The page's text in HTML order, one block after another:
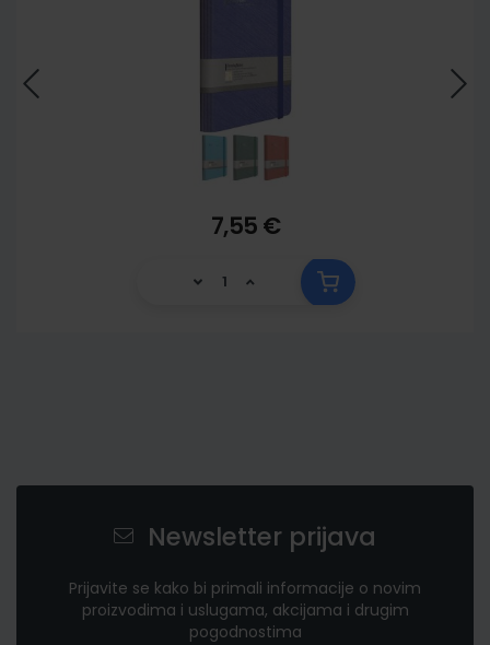
7,55 €
Newsletter prijava
Prijavite se kako bi primali informacije o novim
proizvodima i uslugama, akcijama i drugim
pogodnostima